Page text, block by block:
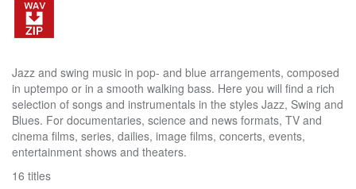
Jazz and swing music in pop- and blue arrangements, composed
in uptempo or in a smooth walking bass. Here you will find a rich
selection of songs and instrumentals in the styles Jazz, Swing and
Blues. For documentaries, science and news formats, TV and
cinema films, series, dailies, image films, concerts, events,
entertainment shows and theaters.
16 titles